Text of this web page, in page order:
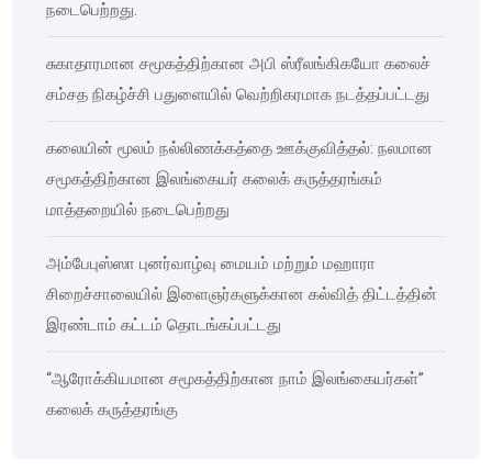
நடைபெற்றது.
சுகாதாரமான சமூகத்திற்கான அபி ஸ்ரீலங்கிகயோ கலைச்
சம்சத நிகழ்ச்சி பதுளையில் வெற்றிகரமாக நடத்தப்பட்டது
கலையின் மூலம் நல்லிணக்கத்தை ஊக்குவித்தல்: நலமான
சமூகத்திற்கான இலங்கையர் கலைக் கருத்தரங்கம்
மாத்தறையில் நடைபெற்றது
அம்பேபுஸ்ஸா புனர்வாழ்வு மையம் மற்றும் மஹாரா
சிறைச்சாலையில் இளைஞர்களுக்கான கல்வித் திட்டத்தின்
இரண்டாம் கட்டம் தொடங்கப்பட்டது
“ஆரோக்கியமான சமூகத்திற்கான நாம் இலங்கையர்கள்”
கலைக் கருத்தரங்கு